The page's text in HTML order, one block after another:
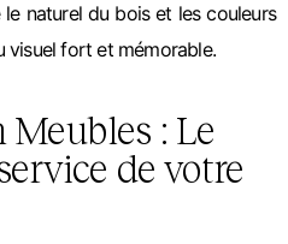
naturel du bois et les couleurs
visuel fort et mémorable.
: Le
de votre